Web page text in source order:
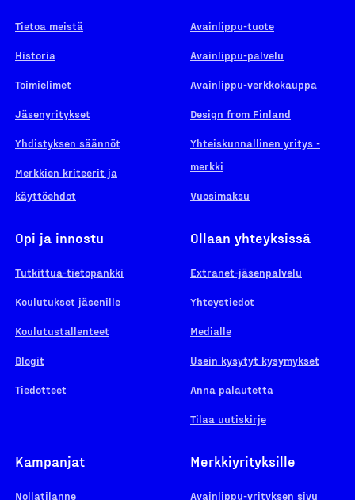
Tietoa meistä
Historia
Toimielimet
Jäsenyritykset
Yhdistyksen säännöt
Merkkien kriteerit ja
käyttöehdot
Avainlippu-tuote
Avainlippu-palvelu
Avainlippu-verkkokauppa
Design from Finland
Yhteiskunnallinen yritys -
merkki
Vuosimaksu
Opi ja innostu
Tutkittua-tietopankki
Koulutukset jäsenille
Koulutustallenteet
Blogit
Tiedotteet
Ollaan yhteyksissä
Extranet-jäsenpalvelu
Yhteystiedot
Medialle
Usein kysytyt kysymykset
Anna palautetta
Tilaa uutiskirje
Kampanjat
Nollatilanne
Merkkiyrityksille
Avainlippu-yrityksen sivu